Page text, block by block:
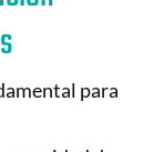
para